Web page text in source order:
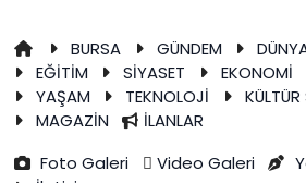
BURSA GÜNDEM
EĞİTİM
SİYASET EKONOMİ
YAŞAM
TEKNOLOJİ
MAGAZİN
İLANLAR
Foto Galeri
Video Galeri